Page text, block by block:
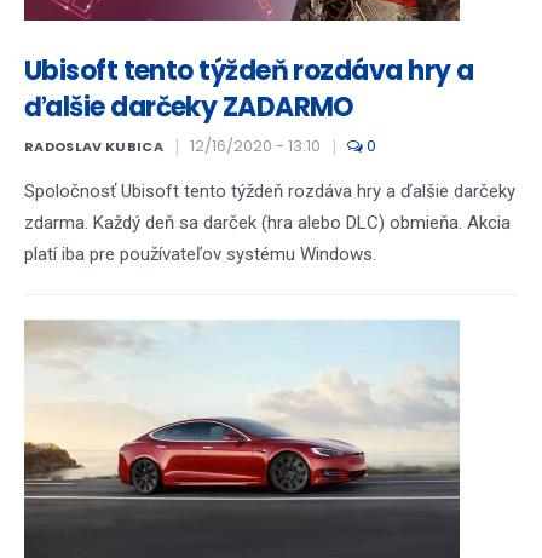
Ubisoft tento týždeň rozdáva hry a
ďalšie darčeky ZADARMO
RADOSLAV KUBICA 12/16/2020 - 13:10 0
Spoločnosť Ubisoft tento týždeň rozdáva hry a ďalšie darčeky
zdarma. Každý deň sa darček (hra alebo DLC) obmieňa. Akcia
platí iba pre používateľov systému Windows.